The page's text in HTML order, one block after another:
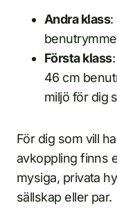
Andra klass:
Första klass
46 cm
miljö för dig
För dig som vill
avkoppling finns
mysiga, privata
sällskap eller par.